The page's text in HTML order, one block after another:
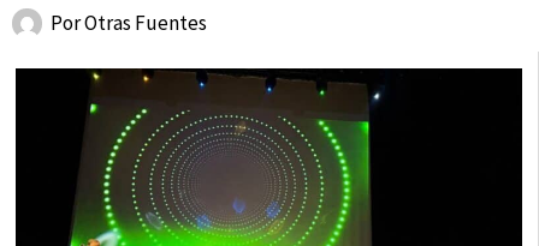
PorOtras Fuentes